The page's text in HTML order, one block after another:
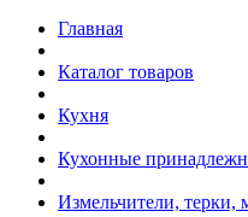
Главная
Каталог товаров
Кухня
Кухонные
Измельчители, терки,